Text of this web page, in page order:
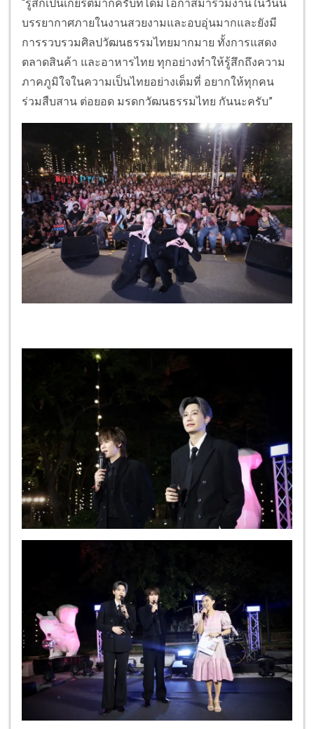
“รู้สึกเป็นเกียรติมากครับที่ได้มีโอกาสมาร่วมงานในวันนี้
บรรยากาศภายในงานสวยงามและอบอุ่นมากและยังมี
การรวบรวมศิลปวัฒนธรรมไทยมากมาย ทั้งการแสดง
ตลาดสินค้า และอาหารไทย ทุกอย่างทำให้รู้สึกถึงความ
ภาคภูมิใจในความเป็นไทยอย่างเต็มที่ อยากให้ทุกคน
ร่วมสืบสาน ต่อยอด มรดกวัฒนธรรมไทย กันนะครับ”